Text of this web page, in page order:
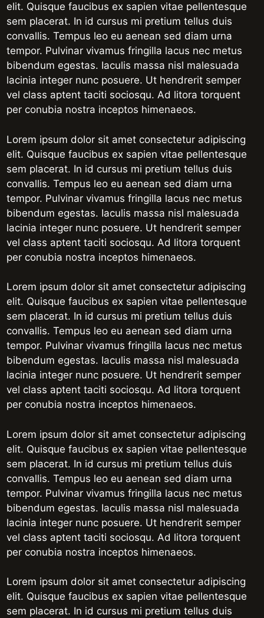
elit. Quisque faucibus ex sapien vitae pellentesque
sem placerat. In id cursus mi pretium tellus duis
convallis. Tempus leo eu aenean sed diam urna
tempor. Pulvinar vivamus fringilla lacus nec metus
bibendum egestas. Iaculis massa nisl malesuada
lacinia integer nunc posuere. Ut hendrerit semper
vel class aptent taciti sociosqu. Ad litora torquent
per conubia nostra inceptos himenaeos.
Lorem ipsum dolor sit amet consectetur adipiscing
elit. Quisque faucibus ex sapien vitae pellentesque
sem placerat. In id cursus mi pretium tellus duis
convallis. Tempus leo eu aenean sed diam urna
tempor. Pulvinar vivamus fringilla lacus nec metus
bibendum egestas. Iaculis massa nisl malesuada
lacinia integer nunc posuere. Ut hendrerit semper
vel class aptent taciti sociosqu. Ad litora torquent
per conubia nostra inceptos himenaeos.
Lorem ipsum dolor sit amet consectetur adipiscing
elit. Quisque faucibus ex sapien vitae pellentesque
sem placerat. In id cursus mi pretium tellus duis
convallis. Tempus leo eu aenean sed diam urna
tempor. Pulvinar vivamus fringilla lacus nec metus
bibendum egestas. Iaculis massa nisl malesuada
lacinia integer nunc posuere. Ut hendrerit semper
vel class aptent taciti sociosqu. Ad litora torquent
per conubia nostra inceptos himenaeos.
Lorem ipsum dolor sit amet consectetur adipiscing
elit. Quisque faucibus ex sapien vitae pellentesque
sem placerat. In id cursus mi pretium tellus duis
convallis. Tempus leo eu aenean sed diam urna
tempor. Pulvinar vivamus fringilla lacus nec metus
bibendum egestas. Iaculis massa nisl malesuada
lacinia integer nunc posuere. Ut hendrerit semper
vel class aptent taciti sociosqu. Ad litora torquent
per conubia nostra inceptos himenaeos.
Lorem ipsum dolor sit amet consectetur adipiscing
elit. Quisque faucibus ex sapien vitae pellentesque
sem placerat. In id cursus mi pretium tellus duis